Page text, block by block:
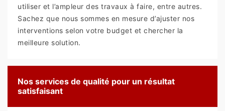
utiliser et l’ampleur des travaux à faire, entre autres.
Sachez que nous sommes en mesure d’ajuster nos
interventions selon votre budget et chercher la
meilleure solution.
Nos services de qualité pour un résultat
satisfaisant